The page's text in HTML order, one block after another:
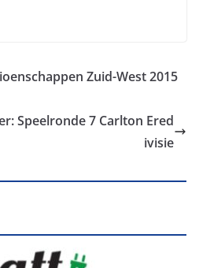
Zuid-West 2015
Speelronde 7 Carlton Ered
ivisie